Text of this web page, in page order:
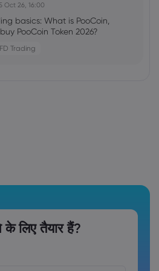
Oct 26, 16:00
basics: What is PooCoin,
PooCoin Token 2026?
Trading
लिए तैयार हैं?